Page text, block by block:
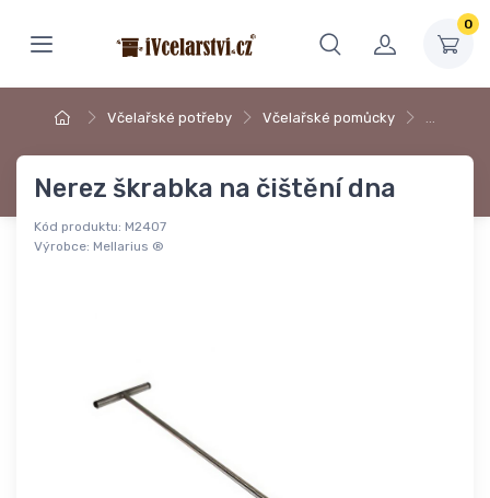
0
Včelařské potřeby Včelařské pomůcky …
Nerez škrabka na čištění dna
Kód produktu: M2407
Výrobce: Mellarius ®